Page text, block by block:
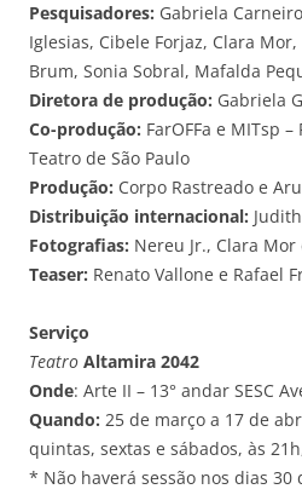
Pesquisadores: Gabriela
Iglesias, Cibele Forjaz, Clara
Brum, Sonia Sobral, Mafalda
Diretora de produção: Gabriela
Co-produção: FarOFFa e MITsp
Teatro de São Paulo
Produção: Corpo Rastreado e
Distribuição internacional:
Fotografias: Nereu Jr., Clara Mor
Teaser: Renato Vallone e Rafael
Serviço
Teatro Altamira 2042
Onde: Arte II – 13° andar SESC
Quando: 25 de março a 17 de
quintas, sextas e sábados, às
* Não haverá sessão nos dias